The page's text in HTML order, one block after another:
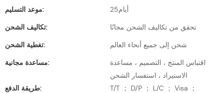
موعد التسليم:
أيام25
تكاليف الشحن:
تحقق من تكاليف الشحن مجانًا
تغطية الشحن:
شحن إلى جميع أنحاء العالم
مساعدة مجانية:
اقتباس المنتج ، التصميم ، مساعدة
الاستيراد ، استفسار الشحن
طريقة الدفع:
T/T ； D/P ； L/C ； Visa ；